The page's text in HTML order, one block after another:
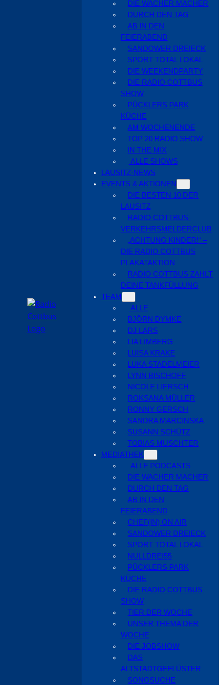
DIE WACHER MACHER
DURCH DEN TAG
AB IN DEN
FEIERABEND
SANDOWER DREIECK
SPORT TOTAL LOKAL
DIE WEEKENDPARTY
DIE RADIO COTTBUS
SHOW
PÜCKLERS PARK
KÜCHE
AM WOCHENENDE
TOP 20 RADIO SHOW
IN THE MIX
ALLE SHOWS
LAUSITZ-NEWS
EVENTS & AKTIONEN
DIE BESTEN 10 DER
LAUSITZ
RADIO COTTBUS-
VERKEHRSMELDERCLUB
„ACHTUNG KINDER!“ –
DIE RADIO COTTBUS
PLAKATAKTION
RADIO COTTBUS ZAHLT
DEINE TANKFÜLLUNG
TEAM
ALLE
BJÖRN DYMKE
DJ LARS
LIA LIMBERG
LUISA KRAKE
LUKA STADELMEIER
LYNN BISCHOFF
NICOLE LIERSCH
ROKSANA MÜLLER
RONNY GERSCH
SANDRA MARCINSKA
SUSANN SCHÜTZ
TOBIAS MUSCHTER
MEDIATHEK
ALLE PODCASTS
DIE WACHER MACHER
DURCH DEN TAG
AB IN DEN
FEIERABEND
CHEF(IN) ON AIR
SANDOWER DREIECK
SPORT TOTAL LOKAL
NULLDREI55
PÜCKLERS PARK
KÜCHE
DIE RADIO COTTBUS
SHOW
TIER DER WOCHE
UNSER THEMA DER
WOCHE
DIE JOBSHOW
DAS
ALTSTADTGEFLÜSTER
SONGSUCHE